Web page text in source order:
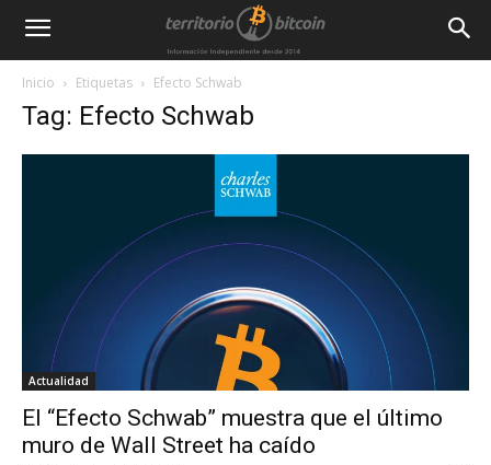
Inicio Etiquetas Efecto Schwab
Tag: Efecto Schwab
Actualidad
El “Efecto Schwab” muestra que el último
muro de Wall Street ha caído